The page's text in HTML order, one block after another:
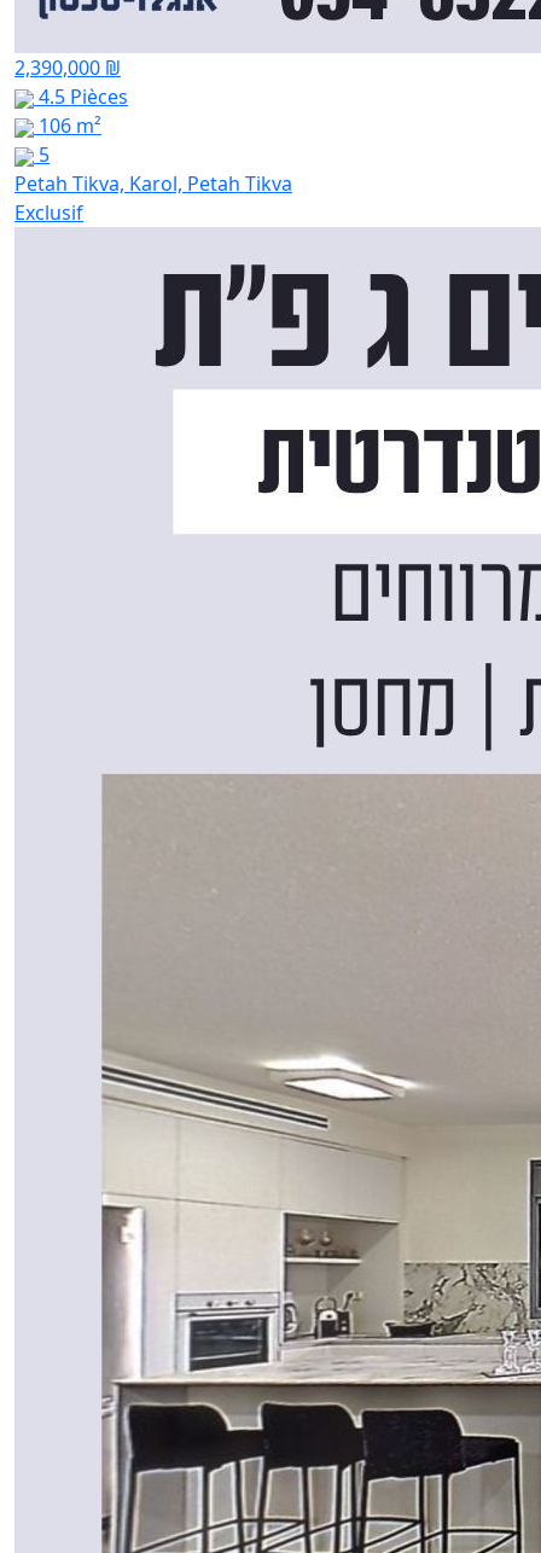
2,390,000 ₪
4.5 Pièces
106 m²
5
Petah Tikva, Karol, Petah Tikva
Exclusif